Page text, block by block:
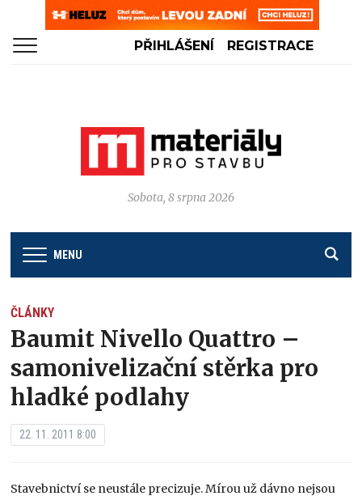
PŘIHLÁŠENÍ REGISTRACE
Sobota, 8 srpna 2026
MENU
ČLÁNKY
Baumit Nivello Quattro –
samonivelizační stěrka pro
hladké podlahy
22. 11. 2011 8:00
Stavebnictví se neustále precizuje. Mírou už dávno nejsou